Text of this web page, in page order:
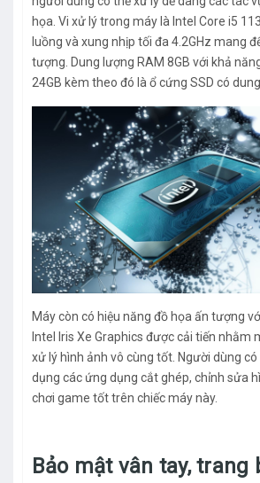
họa. Vi xử lý trong máy là Intel Core i5
luồng và xung nhịp tối đa 4.2GHz mang
tượng. Dung lượng RAM 8GB với khả
24GB kèm theo đó là ổ cứng SSD có
Máy còn có hiệu năng đồ họa ấn tượng
Intel Iris Xe Graphics được cải tiến nhằm
xử lý hình ảnh vô cùng tốt. Người dùng
dụng các ứng dụng cắt ghép, chỉnh sửa
chơi game tốt trên chiếc máy này.
Bảo mật vân tay, trang